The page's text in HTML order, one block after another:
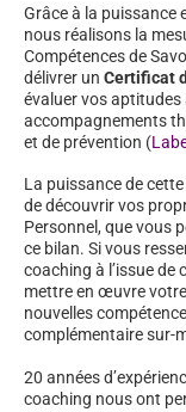
Grâce à la puissance
nous réalisons la
Compétences de
délivrer un Certificat
évaluer vos
accompagnements
et de prévention (
La puissance de
de découvrir vos
Personnel, que vous
ce bilan. Si vous
coaching à l’issue de
mettre en œuvre
nouvelles
complémentaire sur-
20 années
coaching nous ont